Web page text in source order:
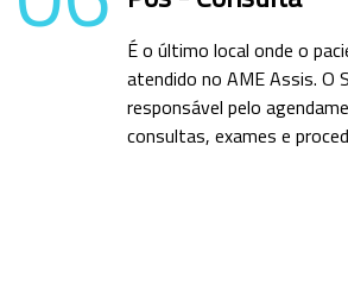
É o último local onde o
atendido no AME Assis. O
responsável pelo
consultas, exames e